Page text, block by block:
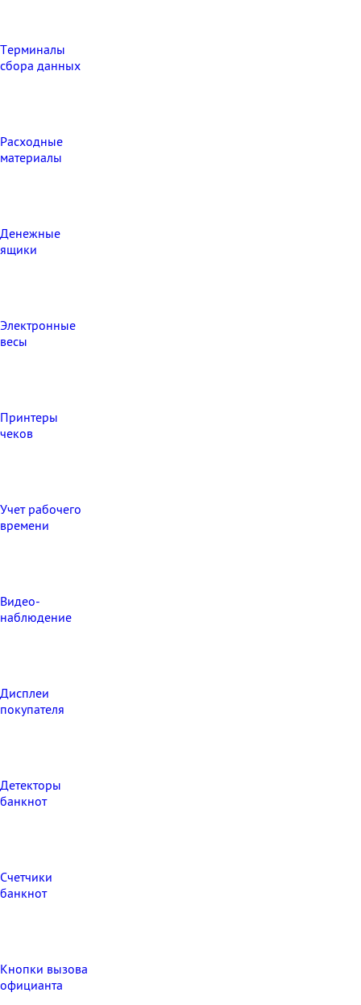
Терминалы
сбора данных
Расходные
материалы
Денежные
ящики
Электронные
весы
Принтеры
чеков
Учет рабочего
времени
Видео‑
наблюдение
Дисплеи
покупателя
Детекторы
банкнот
Счетчики
банкнот
Кнопки вызова
официанта